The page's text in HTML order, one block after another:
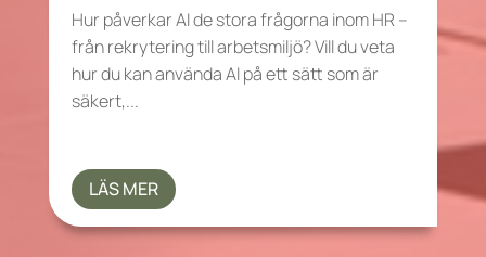
Hur påverkar AI de stora frågorna inom HR –
från rekrytering till arbetsmiljö? Vill du veta
hur du kan använda AI på ett sätt som är
säkert,...
LÄS MER